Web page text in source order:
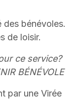
bénévoles.
de loisir.
ce service?
BÉNÉVOLE
par une Virée